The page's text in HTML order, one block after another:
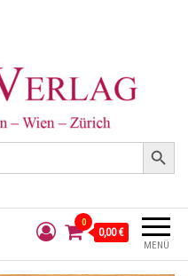
Search Button
MENÜ
0
0,00 €